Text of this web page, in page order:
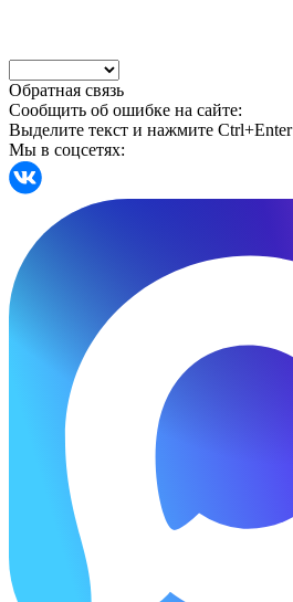
Обратная связь
Сообщить об ошибке на сайте:
Выделите текст и нажмите Ctrl+Enter
Мы в соцсетях: